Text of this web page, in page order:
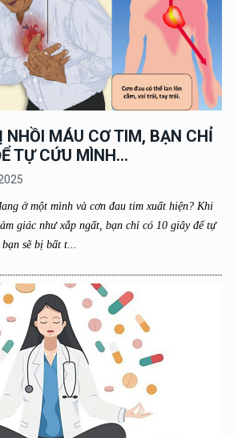
NHỒI MÁU CƠ TIM, BẠN CHỈ
TỰ CỨU MÌNH...
ở một mình và cơn đau tim xuất hiện? Khi
giác như xắp ngất, bạn chỉ có 10 giây để tự
sẽ bị bất t...